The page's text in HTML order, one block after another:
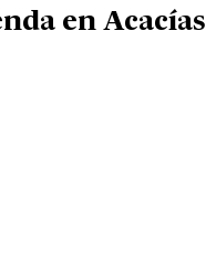
en Acacías